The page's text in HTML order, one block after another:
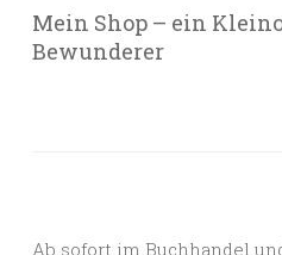
Mein Shop – ein
Bewunderer
Ab sofort im Buchhandel